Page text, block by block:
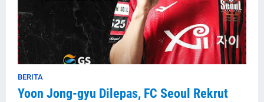
BERITA
Yoon Jong-gyu Dilepas, FC Seoul Rekrut